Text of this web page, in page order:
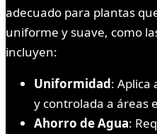
adecuado para plantas
uniforme y suave, como
incluyen:
Uniformidad:
y controlada a áreas
Ahorro de Agua: